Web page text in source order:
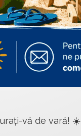
vă de vară! ☀️